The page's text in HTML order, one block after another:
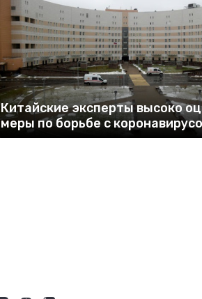
Китайские эксперты высоко
меры по борьбе с